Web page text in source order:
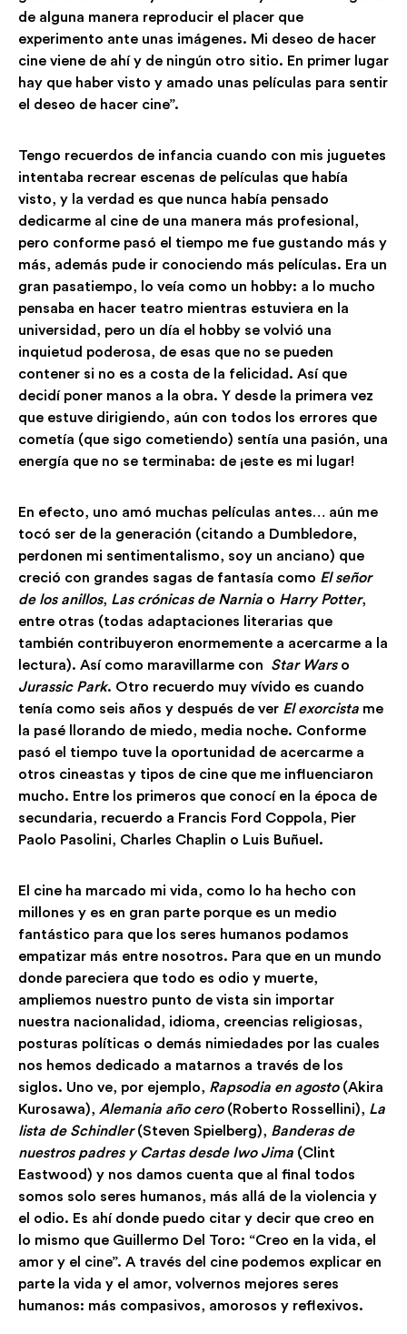
de alguna manera reproducir el placer que
experimento ante unas imágenes. Mi deseo de hacer
cine viene de ahí y de ningún otro sitio. En primer lugar
hay que haber visto y amado unas películas para sentir
el deseo de hacer cine”.
Tengo recuerdos de infancia cuando con mis juguetes
intentaba recrear escenas de películas que había
visto, y la verdad es que nunca había pensado
dedicarme al cine de una manera más profesional,
pero conforme pasó el tiempo me fue gustando más y
más, además pude ir conociendo más películas. Era un
gran pasatiempo, lo veía como un hobby: a lo mucho
pensaba en hacer teatro mientras estuviera en la
universidad, pero un día el hobby se volvió una
inquietud poderosa, de esas que no se pueden
contener si no es a costa de la felicidad. Así que
decidí poner manos a la obra. Y desde la primera vez
que estuve dirigiendo, aún con todos los errores que
cometía (que sigo cometiendo) sentía una pasión, una
energía que no se terminaba: de ¡este es mi lugar!
En efecto, uno amó muchas películas antes… aún me
tocó ser de la generación (citando a Dumbledore,
perdonen mi sentimentalismo, soy un anciano) que
creció con grandes sagas de fantasía como El señor
de los anillos, Las crónicas de Narnia o Harry Potter,
entre otras (todas adaptaciones literarias que
también contribuyeron enormemente a acercarme a la
lectura). Así como maravillarme con Star Warso
Jurassic Park. Otro recuerdo muy vívido es cuando
tenía como seis años y después de ver El exorcista me
la pasé llorando de miedo, media noche. Conforme
pasó el tiempo tuve la oportunidad de acercarme a
otros cineastas y tipos de cine que me influenciaron
mucho. Entre los primeros que conocí en la época de
secundaria, recuerdo a Francis Ford Coppola, Pier
Paolo Pasolini, Charles Chaplin o Luis Buñuel.
El cine ha marcado mi vida, como lo ha hecho con
millones y es en gran parte porque es un medio
fantástico para que los seres humanos podamos
empatizar más entre nosotros. Para que en un mundo
donde pareciera que todo es odio y muerte,
ampliemos nuestro punto de vista sin importar
nuestra nacionalidad, idioma, creencias religiosas,
posturas políticas o demás nimiedades por las cuales
nos hemos dedicado a matarnos a través de los
siglos. Uno ve, por ejemplo, Rapsodia en agosto(Akira
Kurosawa), Alemania año cero(Roberto Rossellini), La
lista de Schindler(Steven Spielberg), Banderas de
nuestros padres y Cartas desde Iwo Jima (Clint
Eastwood) y nos damos cuenta que al final todos
somos solo seres humanos, más allá de la violencia y
el odio. Es ahí donde puedo citar y decir que creo en
lo mismo que Guillermo Del Toro: “Creo en la vida, el
amor y el cine”. A través del cine podemos explicar en
parte la vida y el amor, volvernos mejores seres
humanos: más compasivos, amorosos y reflexivos.